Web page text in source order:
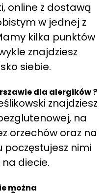
online z dostawą
w jednej z
kilka punktów
znajdziesz
siebie.
dla alergików ?
znajdziesz
na
orzechów oraz na
poczęstujesz nimi
diecie.
można